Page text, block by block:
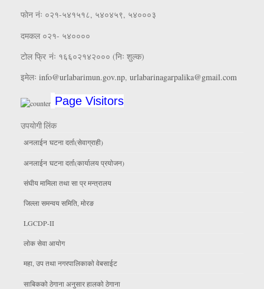
फाेन नंः ०२१-५४१५१८, ५४०४५९, ५४०००३
दमकल ०२१- ५४००००
टोल फ्रि नंः १६६०२१४२००० (निः शुल्क)
इमेलः info@urlabarimun.gov.np, urlabarinagarpalika@gmail.com
Page Visitors
उपयाेगी लिंक
अनलाईन घटना दर्ता(सेवाग्राही)
अनलाईन घटना दर्ता(कार्यालय प्रयाेजन)
संघीय मामिला तथा सा प्र मन्त्रालय
जिल्ला समन्वय समिति, माेरङ
LGCDP-II
लाेक सेवा आयाेग
महा, उप तथा नगरपालिकाकाे वेबसाईट
साबिकको ठेगाना अनुसार हालको ठेगाना